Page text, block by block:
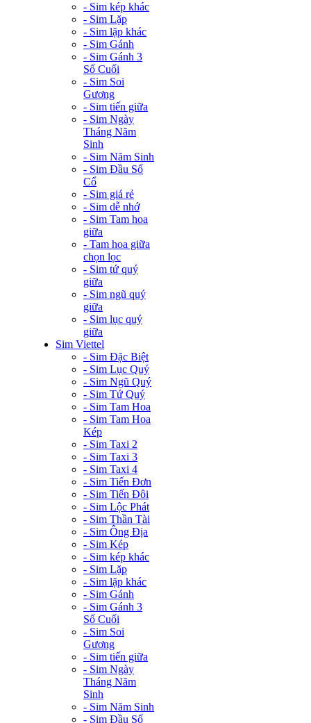
- Sim kép khác
- Sim Lặp
- Sim lặp khác
- Sim Gánh
- Sim Gánh 3
Số Cuối
- Sim Soi
Gương
- Sim tiến giữa
- Sim Ngày
Tháng Năm
Sinh
- Sim Năm Sinh
- Sim Đầu Số
Cổ
- Sim giá rẻ
- Sim dễ nhớ
- Sim Tam hoa
giữa
- Tam hoa giữa
chọn lọc
- Sim tứ quý
giữa
- Sim ngũ quý
giữa
- Sim lục quý
giữa
Sim Viettel
- Sim Đặc Biệt
- Sim Lục Quý
- Sim Ngũ Quý
- Sim Tứ Quý
- Sim Tam Hoa
- Sim Tam Hoa
Kép
- Sim Taxi 2
- Sim Taxi 3
- Sim Taxi 4
- Sim Tiến Đơn
- Sim Tiến Đôi
- Sim Lộc Phát
- Sim Thần Tài
- Sim Ông Địa
- Sim Kép
- Sim kép khác
- Sim Lặp
- Sim lặp khác
- Sim Gánh
- Sim Gánh 3
Số Cuối
- Sim Soi
Gương
- Sim tiến giữa
- Sim Ngày
Tháng Năm
Sinh
- Sim Năm Sinh
- Sim Đầu Số